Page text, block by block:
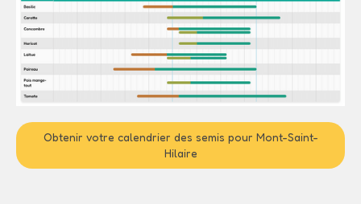
Obtenir votre calendrier des semis pour Mont-Saint-
Hilaire